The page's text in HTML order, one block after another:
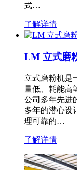
式…
了解详情
LM 立式磨
立式磨粉机是
量低、耗能高
公司多年先进
多年的潜心设
理可靠的…
了解详情